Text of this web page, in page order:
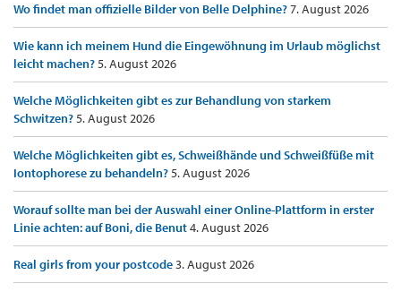
Wo findet man offizielle Bilder von Belle Delphine?7. August 2026
Wie kann ich meinem Hund die Eingewöhnung im Urlaub möglichst
leicht machen?5. August 2026
Welche Möglichkeiten gibt es zur Behandlung von starkem
Schwitzen?5. August 2026
Welche Möglichkeiten gibt es, Schweißhände und Schweißfüße mit
Iontophorese zu behandeln?5. August 2026
Worauf sollte man bei der Auswahl einer Online-Plattform in erster
Linie achten: auf Boni, die Benut4. August 2026
Real girls from your postcode3. August 2026